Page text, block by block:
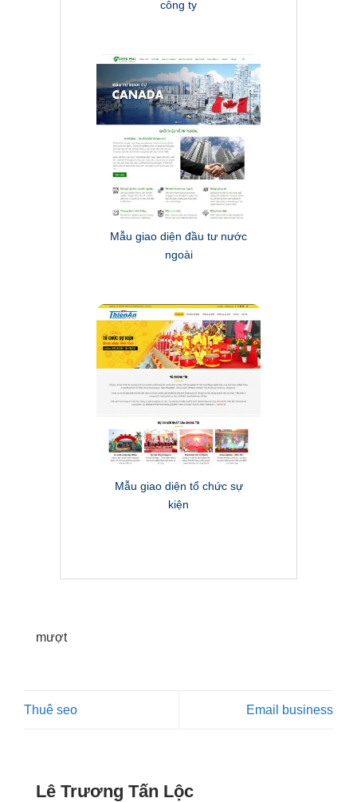
công ty
Mẫu giao diện đầu tư nước
ngoài
Mẫu giao diện tổ chức sự
kiện
mượt
Thuê seo Email business
Lê Trương Tấn Lộc